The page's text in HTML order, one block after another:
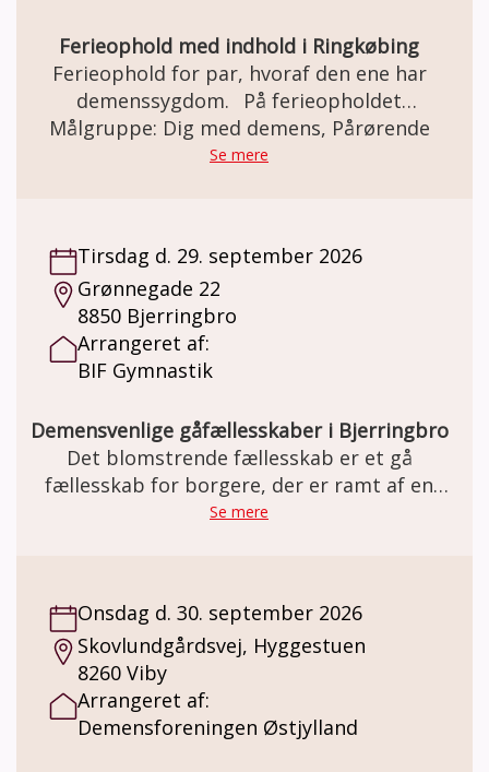
Ferieophold med indhold i Ringkøbing
Ferieophold for par, hvoraf den ene har
demenssygdom. På ferieopholdet
får I mulighed for at deltage i udflugter og
aktiviteter, i samvær andre i samme
Målgruppe: Dig med demens, Pårørende
Se mere
Tirsdag d. 29. september 2026
Grønnegade 22
8850 Bjerringbro
Arrangeret af:
BIF Gymnastik
Demensvenlige gåfællesskaber i Bjerringbro
Det blomstrende fællesskab er et gå
fællesskab for borgere, der er ramt af en
demens sygdom, og deres
Se mere
Onsdag d. 30. september 2026
Skovlundgårdsvej, Hyggestuen
8260 Viby
Arrangeret af:
Demensforeningen Østjylland